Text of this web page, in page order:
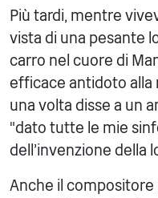
Più tardi, mentre
vista di una pesante
carro nel cuore di
efficace antidoto alla
una volta disse a un
"dato tutte le mie
dell'invenzione della
Anche il